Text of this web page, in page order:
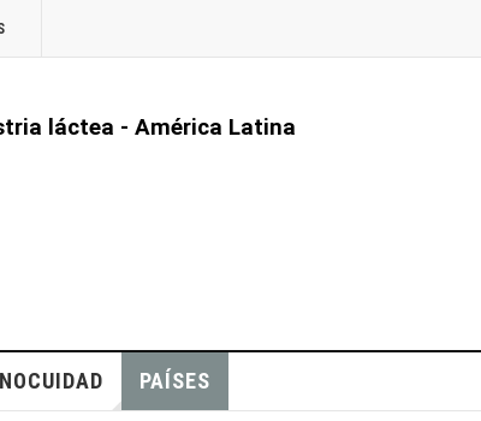
láctea - América Latina
PAÍSES